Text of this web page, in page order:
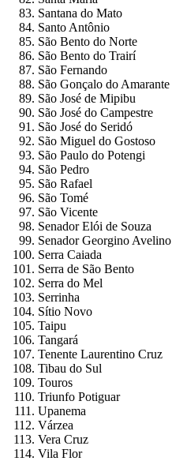
Santana do Mato
Santo Antônio
São Bento do Norte
São Bento do Trairí
São Fernando
São Gonçalo do Amarante
São José de Mipibu
São José do Campestre
São José do Seridó
São Miguel do Gostoso
São Paulo do Potengi
São Pedro
São Rafael
São Tomé
São Vicente
Senador Elói de Souza
Senador Georgino Avelino
Serra Caiada
Serra de São Bento
Serra do Mel
Serrinha
Sítio Novo
Taipu
Tangará
Tenente Laurentino Cruz
Tibau do Sul
Touros
Triunfo Potiguar
Upanema
Várzea
Vera Cruz
Vila Flor